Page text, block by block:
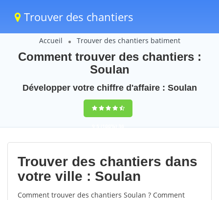
Trouver des chantiers
Accueil Trouver des chantiers batiment
Comment trouver des chantiers :
Soulan
Développer votre chiffre d'affaire : Soulan
9,5(100%)36
votes
Trouver des chantiers dans
votre ville : Soulan
Comment trouver des chantiers Soulan ? Comment